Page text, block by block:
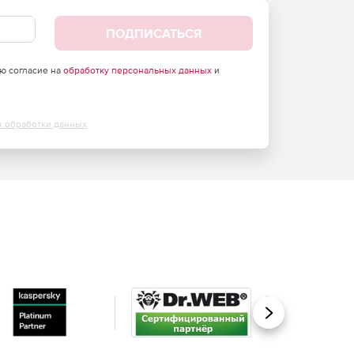
ПОДПИСАТЬСЯ
согласие на обработку персональных данныхи
обработки данных
Вперед